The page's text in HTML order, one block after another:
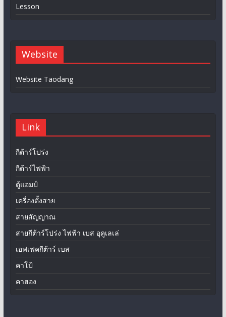
Lesson
Website
Website Taodang
Link
กีต้าร์โปร่ง
กีต้าร์ไฟฟ้า
ตู้แอมป์
เครื่องตั้งสาย
สายสัญญาณ
สายกีต้าร์โปร่ง ไฟฟ้า เบส อุคูเลเล่
เอฟเฟคกีต้าร์ เบส
คาโป้
คาฮอง